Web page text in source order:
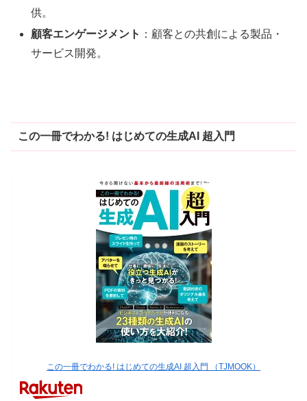
供。
顧客エンゲージメント ：顧客との共創による製品・
サービス開発。
この一冊でわかる! はじめての生成AI 超入門
この一冊でわかる! はじめての生成AI 超入門 （TJMOOK）